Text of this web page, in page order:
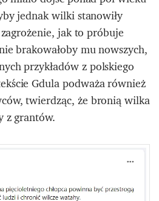
jednak wilki stanowiły
jak to próbuje
brakowałoby mu nowszych,
przykładów z polskiego
Gdula podważa również
twierdząc, że bronią wilka
z grantów.